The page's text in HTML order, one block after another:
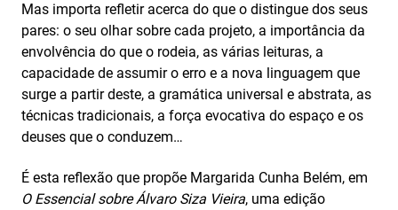
Mas importa refletir acerca do que o distingue dos seus
pares: o seu olhar sobre cada projeto, a importância da
envolvência do que o rodeia, as várias leituras, a
capacidade de assumir o erro e a nova linguagem que
surge a partir deste, a gramática universal e abstrata, as
técnicas tradicionais, a força evocativa do espaço e os
deuses que o conduzem…
É esta reflexão que propõe Margarida Cunha Belém, em
O Essencial sobre Álvaro Siza Vieira, uma edição